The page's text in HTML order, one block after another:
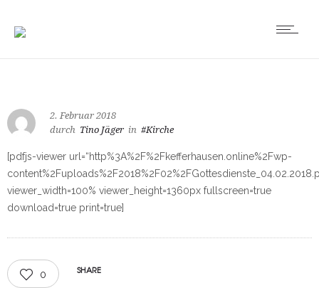
2. Februar 2018
durch Tino Jäger in #Kirche
[pdfjs-viewer url=“http%3A%2F%2Fkefferhausen.online%2Fwp-
viewer_width=100% viewer_height=1360px fullscreen=true
download=true print=true]
0 SHARE